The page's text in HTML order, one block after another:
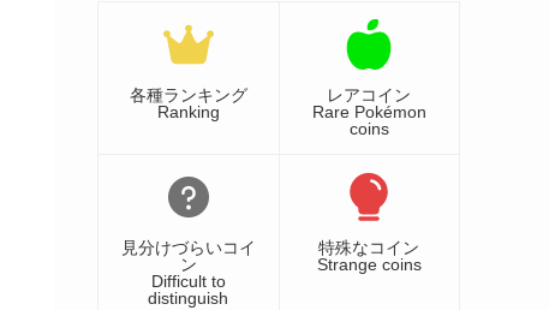
各種ランキング
Ranking
レアコイン
Rare Pokémon
coins
見分けづらいコイ
ン
Difficult to
distinguish
特殊なコイン
Strange coins